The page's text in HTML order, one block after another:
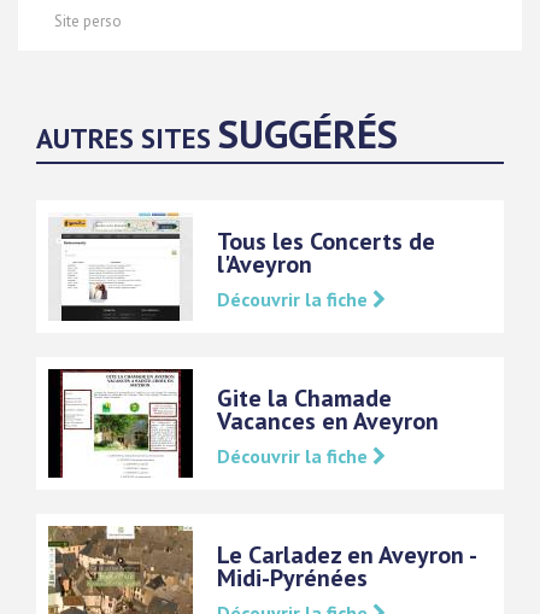
Site perso
AUTRES SITES SUGGÉRÉS
Tous les Concerts de
l'Aveyron
Découvrir la fiche
Gite la Chamade
Vacances en Aveyron
Découvrir la fiche
Le Carladez en Aveyron -
Midi-Pyrénées